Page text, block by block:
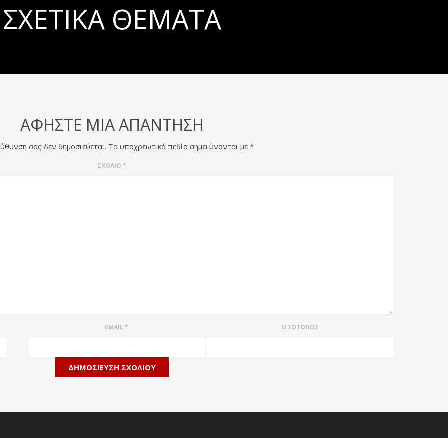
ΣΧΕΤΙΚΆ ΘΈΜΑΤΑ
ΑΦΉΣΤΕ ΜΙΑ ΑΠΆΝΤΗΣΗ
σας δεν δημοσιεύεται. Τα υποχρεωτικά πεδία σημειώνονται με *
ΣΧΌΛΙΟ *
EMAIL* ΙΣΤΌΤΟΠΟΣ